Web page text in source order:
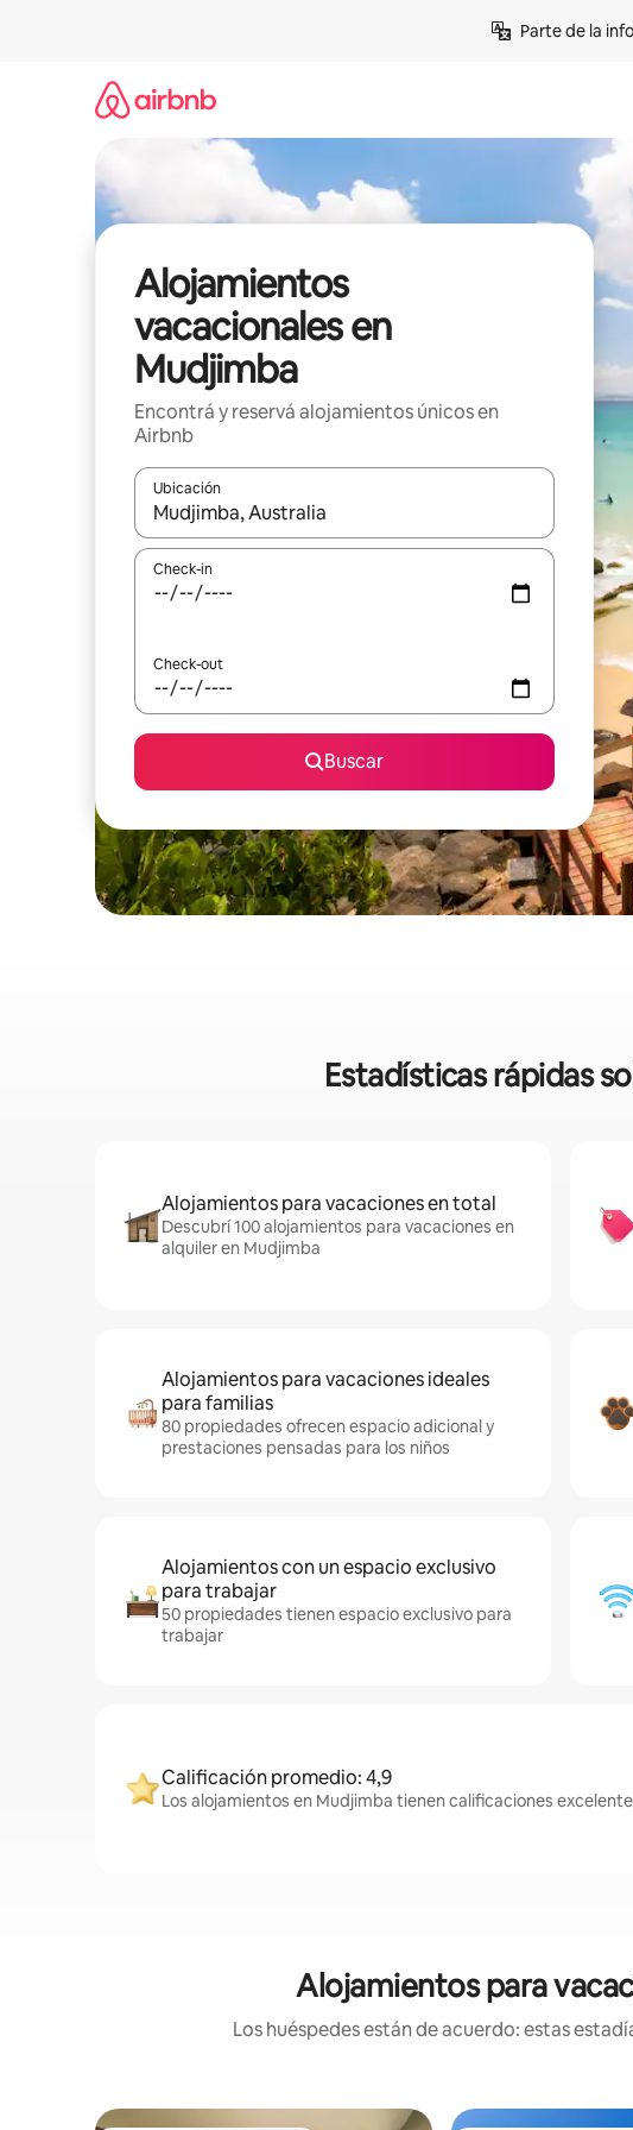
Parte de la
Alojamientos
vacacionales en
Mudjimba
Encontrá y reservá alojamientos únicos en
Airbnb
Ubicación
Cuando los resultados estén disponibles, navegá con las
Check-in
Check-out
Buscar
Estadísticas rápidas
Alojamientos para vacaciones en total
Descubrí 100 alojamientos para vacaciones en
alquiler en Mudjimba
Alojamientos para vacaciones ideales
para familias
80 propiedades ofrecen espacio adicional y
prestaciones pensadas para los niños
Alojamientos con un espacio exclusivo
para trabajar
50 propiedades tienen espacio exclusivo para
trabajar
Calificación promedio: 4,9
Los alojamientos en Mudjimba tienen calificaciones
Alojamientos para
Los huéspedes están de acuerdo: estas